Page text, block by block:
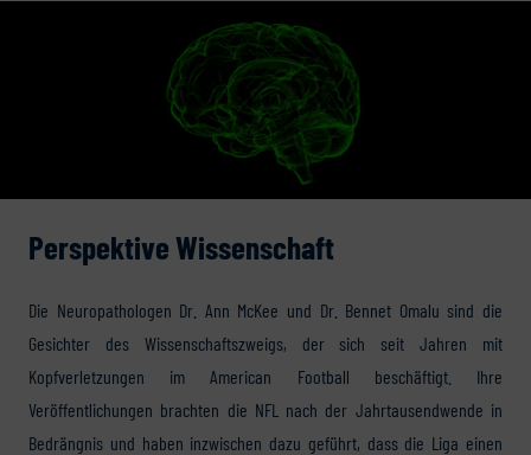
Perspektive Wissenschaft
Die Neuropathologen Dr. Ann McKee und Dr. Bennet Omalu sind die
Gesichter des Wissenschaftszweigs, der sich seit Jahren mit
Kopfverletzungen im American Football beschäftigt. Ihre
Veröffentlichungen brachten die NFL nach der Jahrtausendwende in
Bedrängnis und haben inzwischen dazu geführt, dass die Liga einen